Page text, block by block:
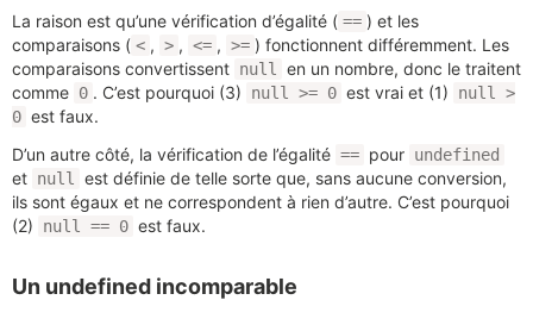
La raison est qu’une vérification d’égalité ( == ) et les
comparaisons ( < , > , <= , >= ) fonctionnent différemment. Les
comparaisons convertissent null
en un nombre, donc le traitent
comme 0 . C’est pourquoi (3) null >= 0 est vrai et (1)
null >
0 est faux.
D’un autre côté, la vérification de l’égalité == pour undefined
et null
est définie de telle sorte que, sans aucune conversion,
ils sont égaux et ne correspondent à rien d’autre. C’est pourquoi
(2)
null == 0 est faux.
Un undefined incomparable